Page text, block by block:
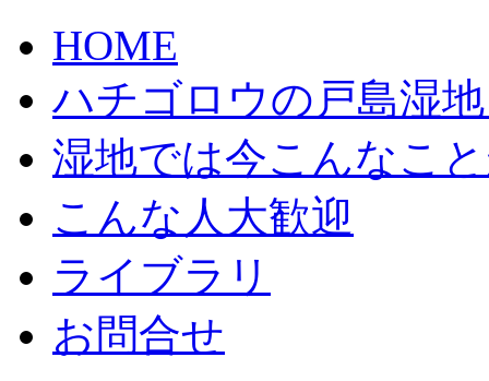
HOME
ハチゴロウの戸島湿
湿地では今こんなこ
こんな人大歓迎
ライブラリ
お問合せ